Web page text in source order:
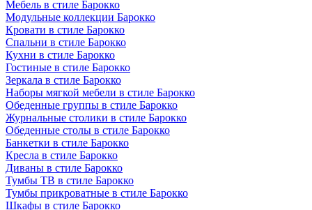
Мебель в стиле Барокко
Модульные коллекции Барокко
Кровати в стиле Барокко
Спальни в стиле Барокко
Кухни в стиле Барокко
Гостиные в стиле Барокко
Зеркала в стиле Барокко
Наборы мягкой мебели в стиле Барокко
Обеденные группы в стиле Барокко
Журнальные столики в стиле Барокко
Обеденные столы в стиле Барокко
Банкетки в стиле Барокко
Кресла в стиле Барокко
Диваны в стиле Барокко
Тумбы ТВ в стиле Барокко
Тумбы прикроватные в стиле Барокко
Шкафы в стиле Барокко